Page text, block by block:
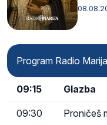
Svojim
Program Radio Marija
09:15 Glazba
09:30 Proničeš